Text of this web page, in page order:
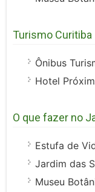
Turismo Curitiba
Ônibus
Hotel
O que fazer no
Estufa de
Jardim das
Museu